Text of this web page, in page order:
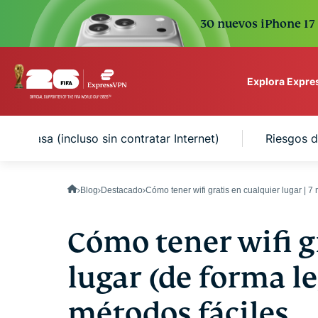
30 nuevos iPhone
Explora
VPN protection for
en casa (incluso sin contratar Internet) Riesgos
Blog Destacado Cómo tener wifi gratis en cualquier lugar | 7
Cómo tener wifi
lugar (de forma